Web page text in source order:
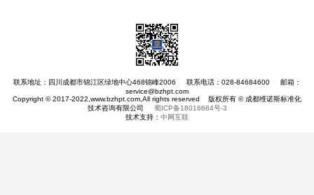
联系地址：四川成都市锦江区绿地中心468锦峰2006 联系电话：028-84684600 邮箱：
service@bzhpt.com
Copyright © 2017-2022,www.bzhpt.com,All rights reserved 版权所有 © 成都维诺斯标准化
技术咨询有限公司 蜀ICP备18016684号-3
技术支持： 中网互联